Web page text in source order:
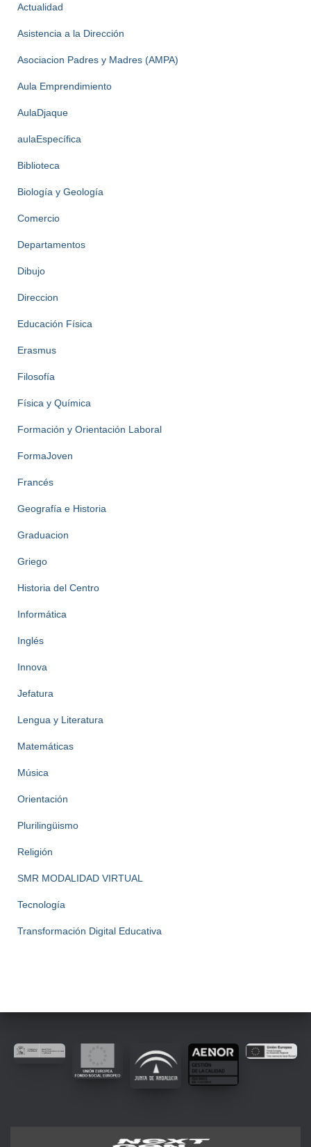
Actualidad
Asistencia a la Dirección
Asociacion Padres y Madres (AMPA)
Aula Emprendimiento
AulaDjaque
aulaEspecífica
Biblioteca
Biología y Geología
Comercio
Departamentos
Dibujo
Direccion
Educación Física
Erasmus
Filosofía
Física y Química
Formación y Orientación Laboral
FormaJoven
Francés
Geografía e Historia
Graduacion
Griego
Historia del Centro
Informática
Inglés
Innova
Jefatura
Lengua y Literatura
Matemáticas
Música
Orientación
Plurilingüismo
Religión
SMR MODALIDAD VIRTUAL
Tecnología
Transformación Digital Educativa